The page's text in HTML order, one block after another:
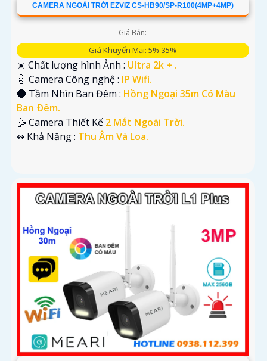
CAMERA NGOÀI TRỜI EZVIZ CS-HB90/SP-R100(4MP+4MP)
Giá Bán:
Giá Khuyến Mại: 5%-35%
☀️ Chất lượng hình Ảnh : Ultra 2k + .
🤖️ Camera Công nghệ : IP Wifi.
🌚 Tầm Nhìn Ban Đêm : Hồng Ngoại 35m Có Màu
Ban Ðêm.
🤹 Camera Thiết Kế 2 Mắt Ngoài Trời.
️↭ Khả Năng : Thu Âm Và Loa.